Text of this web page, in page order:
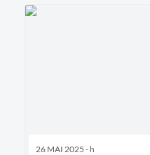
26 MAI 2025 - h